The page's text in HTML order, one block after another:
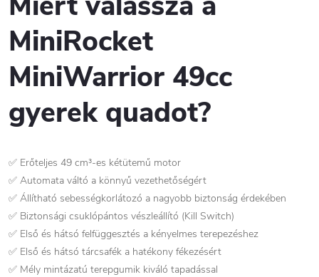
MiniRocket
MiniWarrior 49cc
gyerek quadot?
✅ Erőteljes 49 cm³-es kétütemű motor
✅ Automata váltó a könnyű vezethetőségért
✅ Állítható sebességkorlátozó a nagyobb biztonság érdekében
✅ Biztonsági csuklópántos vészleállító (Kill Switch)
✅ Első és hátsó felfüggesztés a kényelmes terepezéshez
✅ Első és hátsó tárcsafék a hatékony fékezésért
✅ Mély mintázatú terepgumik kiváló tapadással